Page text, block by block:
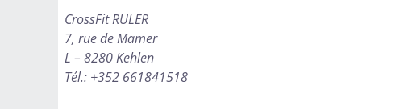
CrossFit RULER
7, rue de Mamer
L – 8280 Kehlen
Tél.: +352 661841518